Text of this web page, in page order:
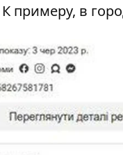
в